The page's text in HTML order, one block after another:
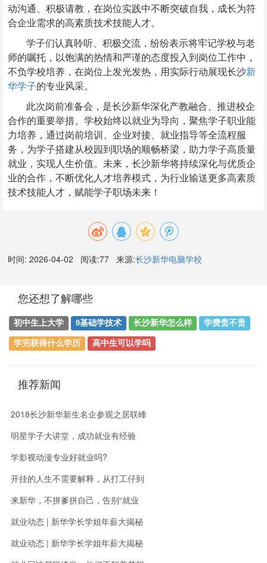
动沟通、积极请教，在岗位实践中不断突破自我，成长为符
合企业需求的高素质技术技能人才。
学子们认真聆听、积极交流，纷纷表示将牢记学校与老
师的嘱托，以饱满的热情和严谨的态度投入到岗位工作中，
不负学校培养，在岗位上发光发热，用实际行动展现长沙新
华学子的专业风采。
此次岗前准备会，是长沙新华深化产教融合、推进校企
合作的重要举措。学校始终以就业为导向，聚焦学子职业能
力培养，通过岗前培训、企业对接、就业指导等全流程服
务，为学子搭建从校园到职场的顺畅桥梁，助力学子高质量
就业，实现人生价值。未来，长沙新华将持续深化与优质企
业的合作，不断优化人才培养模式，为行业输送更多高素质
技术技能人才，赋能学子职场未来！
时间: 2026-04-02 阅读:77 来源:长沙新华电脑学校
您还想了解哪些
初中生上大学 0基础学技术 长沙新华怎么样 学费贵不贵
学完获得什么学历 高中生可以学吗
推荐新闻
2018长沙新华新生名企参观之居联峰
明星学子大讲堂，成功就业有经验
学影视动漫专业好就业吗?
开挂的人生不需要解释，从打工仔到
来新华，不拼爹拼自己，告别“就业
就业动态 | 新华学长学姐年薪大揭秘
就业动态 | 新华学长学姐年薪大揭秘